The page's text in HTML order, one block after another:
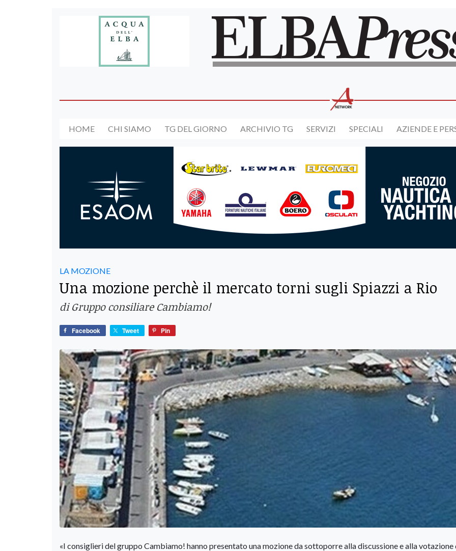
HOME CHI SIAMO TG DEL GIORNO ARCHIVIO TG SERVIZI SPECIALI AZIENDE E
LA MOZIONE
Una mozione perchè il mercato torni sugli Spiazzi a Rio
di Gruppo consiliare Cambiamo!
Facebook Tweet Pin
«I consiglieri del gruppo Cambiamo! hanno presentato una mozione da sottoporre alla discussione e alla votazione